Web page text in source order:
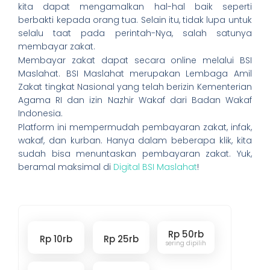
kita dapat mengamalkan hal-hal baik seperti
berbakti kepada orang tua. Selain itu, tidak lupa untuk
selalu taat pada perintah-Nya, salah satunya
membayar zakat.
Membayar zakat dapat secara online melalui BSI
Maslahat. BSI Maslahat merupakan Lembaga Amil
Zakat tingkat Nasional yang telah berizin Kementerian
Agama RI dan izin Nazhir Wakaf dari Badan Wakaf
Indonesia.
Platform ini mempermudah pembayaran zakat, infak,
wakaf, dan kurban. Hanya dalam beberapa klik, kita
sudah bisa menuntaskan pembayaran zakat. Yuk,
beramal maksimal di Digital BSI Maslahat!
Rp 10rb Rp 25rb Rp 50rb
sering dipilih